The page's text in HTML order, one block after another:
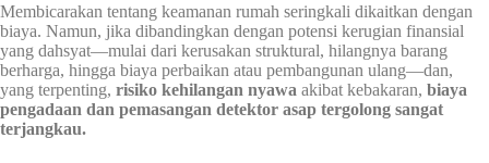
Membicarakan tentang keamanan rumah seringkali dikaitkan dengan
biaya. Namun, jika dibandingkan dengan potensi kerugian finansial
yang dahsyat—mulai dari kerusakan struktural, hilangnya barang
berharga, hingga biaya perbaikan atau pembangunan ulang—dan,
yang terpenting, risiko kehilangan nyawa akibat kebakaran, biaya
pengadaan dan pemasangan detektor asap tergolong sangat
terjangkau.